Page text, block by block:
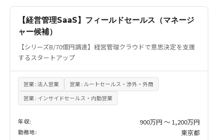
【経営管理SaaS】フィールドセールス（マネージ
ャー候補）
【シリーズB/70億円調達】経営管理クラウドで意思決定を支援
するスタートアップ
営業 : 法人営業
営業 : ルートセールス・渉外・外商
営業 : インサイドセールス・内勤営業
年収: 900万円 〜 1,200万円
勤務地: 東京都